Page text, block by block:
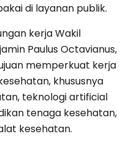
di layanan publik.
kerja Wakil
Paulus Octavianus,
memperkuat kerja
khususnya
teknologi artificial
tenaga kesehatan,
kesehatan.